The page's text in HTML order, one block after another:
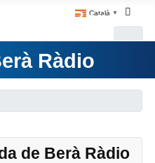
Català ▼
Ràdio
de Berà Ràdio